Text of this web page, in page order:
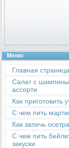
Меню
Главная страница
Салат с
ассорти
Как приготовить
С чем пить
Как запечь
С чем пить
закуски